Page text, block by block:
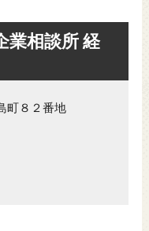
業相談所 経
町８２番地